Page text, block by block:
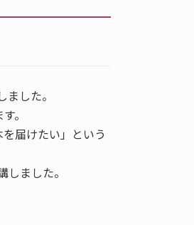
した。
。
届けたい」という
ました。